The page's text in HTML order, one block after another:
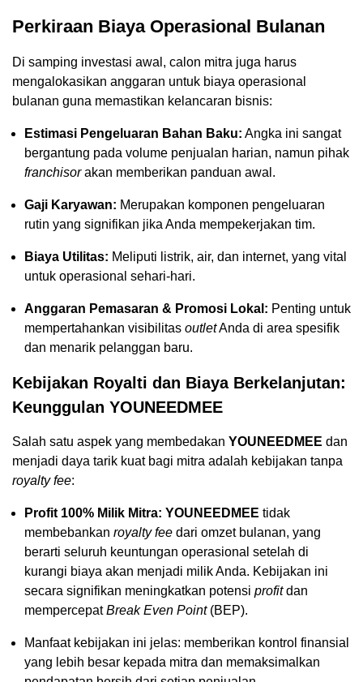
Perkiraan Biaya Operasional Bulanan
Di samping investasi awal, calon mitra juga harus
mengalokasikan anggaran untuk biaya operasional
bulanan guna memastikan kelancaran bisnis:
Estimasi Pengeluaran Bahan Baku: Angka ini sangat
bergantung pada volume penjualan harian, namun pihak
franchisorakan memberikan panduan awal.
Gaji Karyawan: Merupakan komponen pengeluaran
rutin yang signifikan jika Anda mempekerjakan tim.
Biaya Utilitas: Meliputi listrik, air, dan internet, yang vital
untuk operasional sehari-hari.
Anggaran Pemasaran & Promosi Lokal: Penting untuk
mempertahankan visibilitas outletAnda di area spesifik
dan menarik pelanggan baru.
Kebijakan Royalti dan Biaya Berkelanjutan:
Keunggulan YOUNEEDMEE
Salah satu aspek yang membedakan YOUNEEDMEE dan
menjadi daya tarik kuat bagi mitra adalah kebijakan tanpa
royalty fee:
Profit 100% Milik Mitra: YOUNEEDMEE tidak
membebankan royalty fee dari omzet bulanan, yang
berarti seluruh keuntungan operasional setelah di
kurangi biaya akan menjadi milik Anda. Kebijakan ini
secara signifikan meningkatkan potensi profitdan
mempercepatBreak Even Point(BEP).
Manfaat kebijakan ini jelas: memberikan kontrol finansial
yang lebih besar kepada mitra dan memaksimalkan